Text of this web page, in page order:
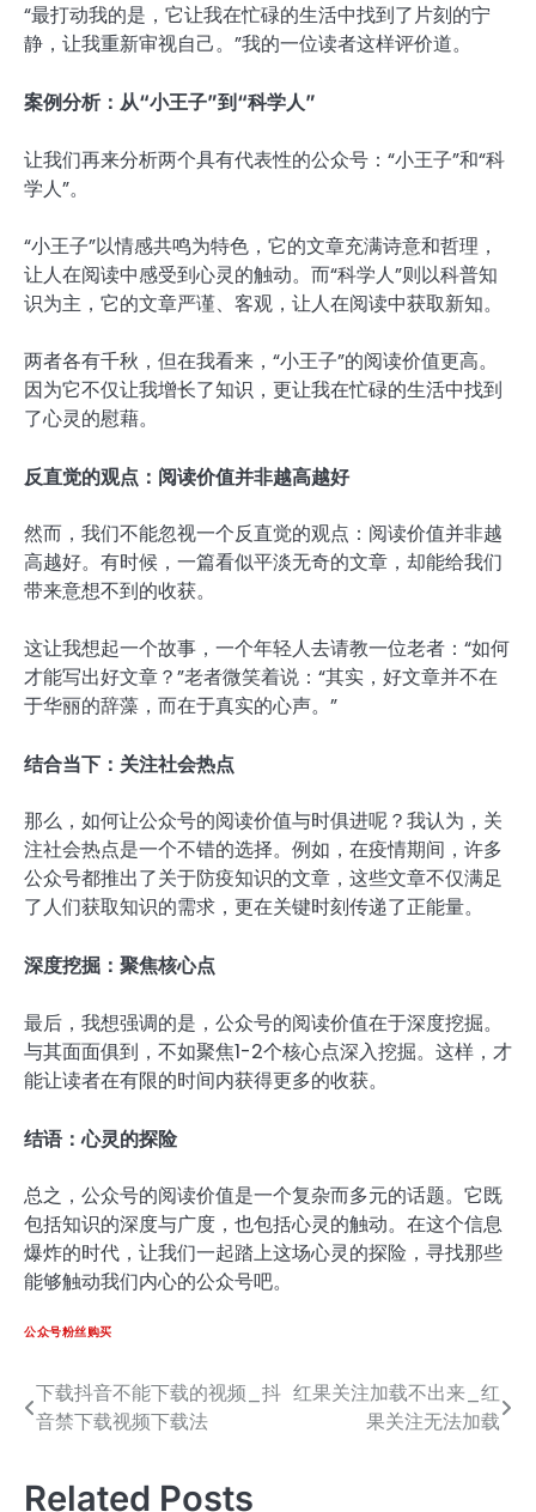
“最打动我的是，它让我在忙碌的生活中找到了片刻的宁
静，让我重新审视自己。”我的一位读者这样评价道。
案例分析：从“小王子”到“科学人”
让我们再来分析两个具有代表性的公众号：“小王子”和“科
学人”。
“小王子”以情感共鸣为特色，它的文章充满诗意和哲理，
让人在阅读中感受到心灵的触动。而“科学人”则以科普知
识为主，它的文章严谨、客观，让人在阅读中获取新知。
两者各有千秋，但在我看来，“小王子”的阅读价值更高。
因为它不仅让我增长了知识，更让我在忙碌的生活中找到
了心灵的慰藉。
反直觉的观点：阅读价值并非越高越好
然而，我们不能忽视一个反直觉的观点：阅读价值并非越
高越好。有时候，一篇看似平淡无奇的文章，却能给我们
带来意想不到的收获。
这让我想起一个故事，一个年轻人去请教一位老者：“如何
才能写出好文章？”老者微笑着说：“其实，好文章并不在
于华丽的辞藻，而在于真实的心声。”
结合当下：关注社会热点
那么，如何让公众号的阅读价值与时俱进呢？我认为，关
注社会热点是一个不错的选择。例如，在疫情期间，许多
公众号都推出了关于防疫知识的文章，这些文章不仅满足
了人们获取知识的需求，更在关键时刻传递了正能量。
深度挖掘：聚焦核心点
最后，我想强调的是，公众号的阅读价值在于深度挖掘。
与其面面俱到，不如聚焦1-2个核心点深入挖掘。这样，才
能让读者在有限的时间内获得更多的收获。
结语：心灵的探险
总之，公众号的阅读价值是一个复杂而多元的话题。它既
包括知识的深度与广度，也包括心灵的触动。在这个信息
爆炸的时代，让我们一起踏上这场心灵的探险，寻找那些
能够触动我们内心的公众号吧。
公众号粉丝购买
文
章
导
下载抖音不能下载的视频_抖
音禁下载视频下载法
红果关注加载不出来_红
果关注无法加载
Related Posts